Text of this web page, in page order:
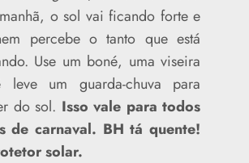
o sol vai ficando forte e
percebe o tanto que está
Use um boné, uma viseira
leve um guarda-chuva para
do sol. Isso vale para todos
de carnaval. BH tá quente!
solar.